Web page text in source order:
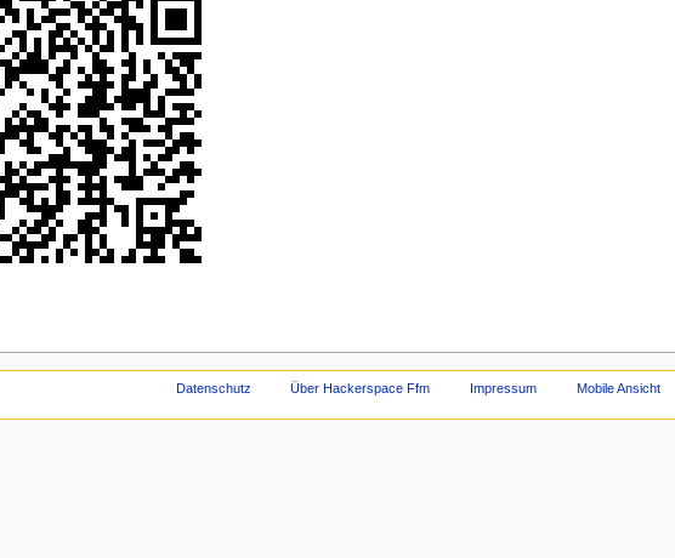
Datenschutz Über Hackerspace Ffm Impressum Mobile Ansicht